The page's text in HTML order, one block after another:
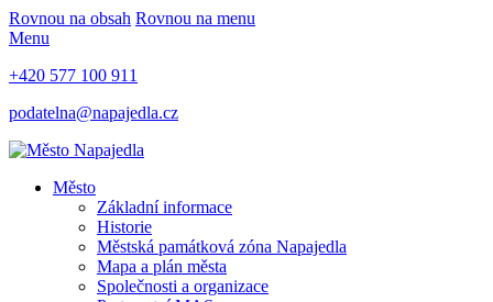
Rovnou na obsah Rovnou na menu
Menu
+420 577 100 911
podatelna@napajedla.cz
Město
Základní informace
Historie
Městská památková zóna Napajedla
Mapa a plán města
Společnosti a organizace